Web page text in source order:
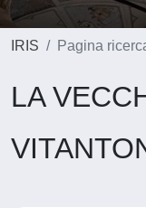
IRIS Pagina
LA